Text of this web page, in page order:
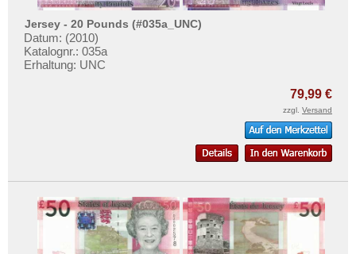
Jersey - 20 Pounds (#035a_UNC)
Datum: (2010)
Katalognr.: 035a
Erhaltung: UNC
79,99 €
zzgl. Versand